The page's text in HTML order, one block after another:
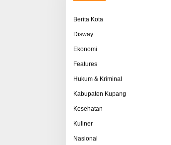
Berita Kota
Disway
Ekonomi
Features
Hukum & Kriminal
Kabupaten Kupang
Kesehatan
Kuliner
Nasional